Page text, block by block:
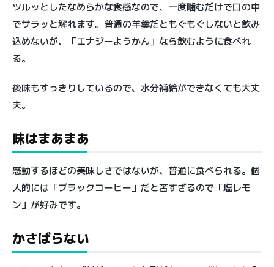
ツルッとしたなめらかな食感なので、一度噛むだけで口の中
でサラッと解れます。普通の羊羹だともぐもぐしないと飲み
込めないが、「エナジーようかん」なら飲むように食べれ
る。
後味もすっきりしているので、水分補給ができなくても大丈
夫。
味はまあまあ
感動するほどの美味しさではないが、普通に食べられる。個
人的には「ブラックコーヒー」だと苦すぎるので「塩レモ
ン」が好みです。
かさばらない